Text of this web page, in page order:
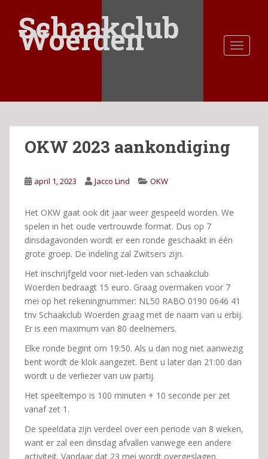
a
Schaakclub
Woerden
OKW 2023 aankondiging
april 1, 2023 Jacco Lind OKW
Het OKW gaat ook dit jaar weer gespeeld worden. We
spelen in het oude vertrouwde format. Dus op 7
dinsdagavonden wordt er een ronde geschaakt in één
grote groep. De indeling zal Zwitsers zijn.
Het inschrijfgeld voor niet-leden van schaakclub
Woerden bedraagt 15 euro. Graag overmaken voor 7
mei op het rekeningnummer: NL50 RABO 0190 0646 41
tnv Schaakclub Woerden graag met de naam van u erbij.
Er is een maximum van 80 deelnemers.
Elke ronde begint om 19:50. Als u dan nog niet aanwezig
bent wordt de klok aangezet. Bent u later dan 21:00 dan
wordt u de verliezer van uw partij.
Het speeltempo is 100 minuten + 10 seconde per zet
vanaf zet 1.
De speeldata zijn verdeel over een periode van 8 weken,
want er zal een dinsdag afvallen vanwege een andere
activiteit. Vandaar dat 23 mei wordt overgeslagen.